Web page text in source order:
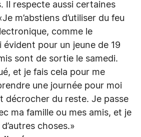
Il respecte aussi certaines
m’abstiens d’utiliser du feu
comme le
évident pour un jeune de 19
sont de sortie le samedi.
et je fais cela pour me
une journée pour moi
décrocher du reste. Je passe
ma famille ou mes amis, et je
choses.»